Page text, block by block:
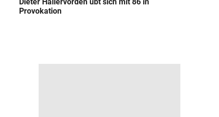
Provokation